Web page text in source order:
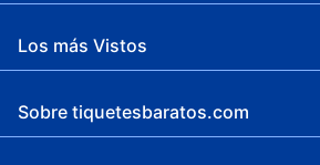
Seguro
Chapoteadero
Los más Vistos
Sobre tiquetesbaratos.com